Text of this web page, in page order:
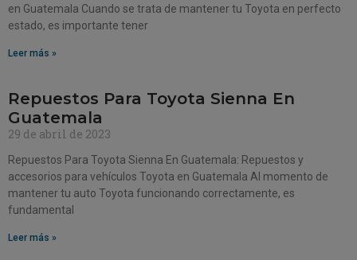
en Guatemala Cuando se trata de mantener tu Toyota en perfecto
estado, es importante tener
Leer más »
Repuestos Para Toyota Sienna En
Guatemala
29 de abril de 2023
Repuestos Para Toyota Sienna En Guatemala: Repuestos y
accesorios para vehículos Toyota en Guatemala Al momento de
mantener tu auto Toyota funcionando correctamente, es
fundamental
Leer más »